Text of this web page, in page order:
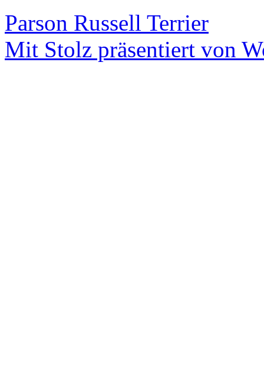
Parson Russell Terrier
Mit Stolz präsentiert von